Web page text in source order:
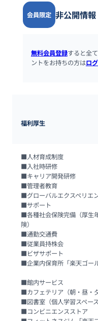
会員限定 非公開情報
無料会員登録すると全
ントをお持ちの方はロ
福利厚生
■人材育成制度
■入社時研修
■キャリア開発研修
■管理者教育
■グローバルエクスペリエ
■サポート
■各種社会保険完備（厚生
険）
■通勤交通費
■従業員持株会
■ビザサポート
■企業内保育所「楽天ゴー
■館内サービス
■カフェテリア（朝・昼・
■図書室（個人学習スペース
■コンビニエンスストア